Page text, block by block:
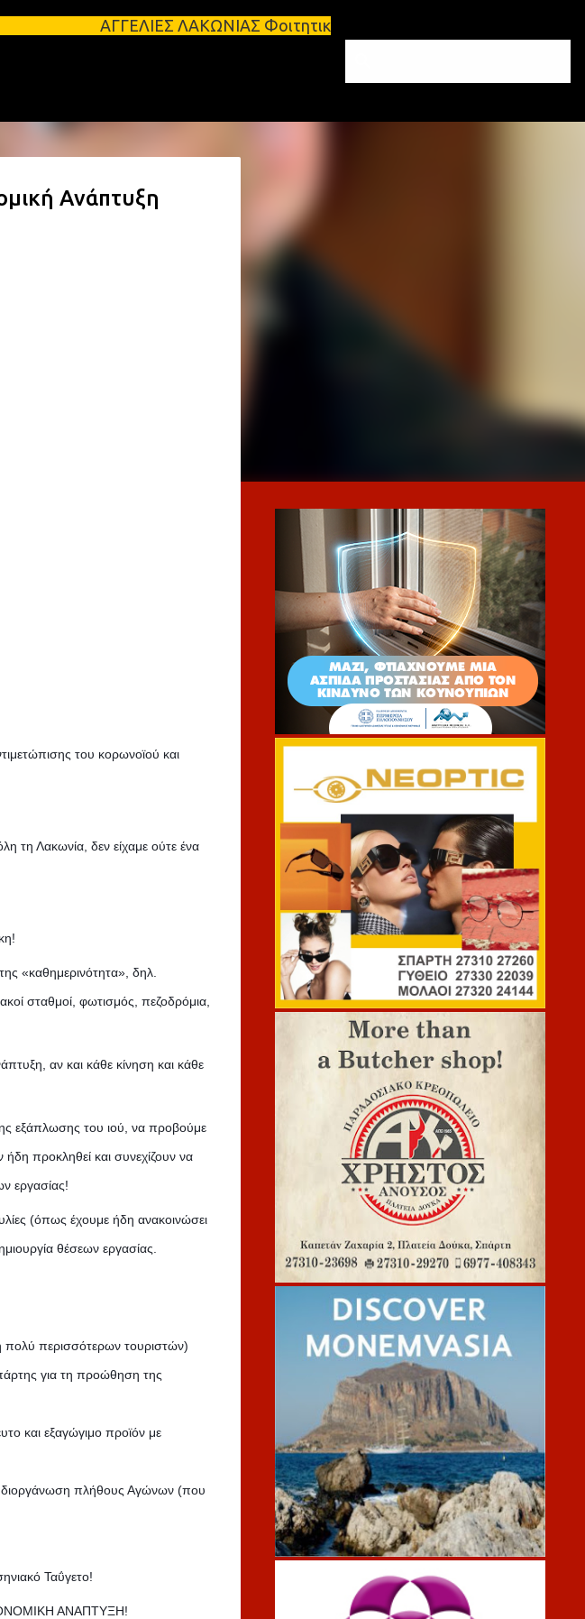
περιεχόμενο
ΑΓΓΕΛΙΕΣ ΛΑΚΩΝΙΑΣ Φοιτητικά σπίτια προς ενοικίαση στη Σπάρτη
Ανάπτυξη
του κορωνοϊού και
τη Λακωνία, δεν είχαμε ούτε ένα
«καθημερινότητα», δηλ.
σταθμοί, φωτισμός, πεζοδρόμια,
αν και κάθε κίνηση και κάθε
εξάπλωσης του ιού, να προβούμε
προκληθεί και συνεχίζουν να
εργασίας!
(όπως έχουμε ήδη ανακοινώσει
θέσεων εργασίας.
πολύ περισσότερων τουριστών)
για τη προώθηση της
και εξαγώγιμο προϊόν με
διοργάνωση πλήθους Αγώνων (που
Ταΰγετο!
ΑΝΑΠΤΥΞΗ!